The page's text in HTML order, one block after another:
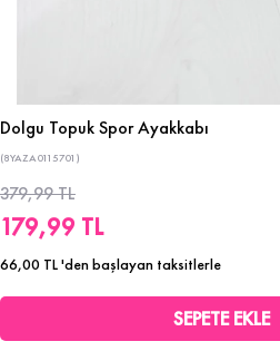
Dolgu Topuk Spor Ayakkabı
(8YAZA0115701)
379,99 TL
179,99 TL
66,00 TL'den başlayan taksitlerle